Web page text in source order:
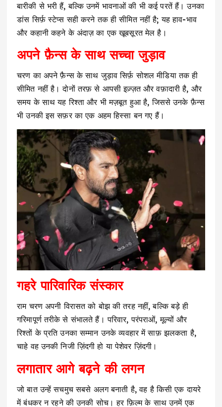
बारीकी से भरी हैं, बल्कि उनमें भावनाओं की भी कई परतें हैं। उनका
डांस सिर्फ़ स्टेप्स सही करने तक ही सीमित नहीं है; यह हाव-भाव
और कहानी कहने के अंदाज़ का एक खूबसूरत मेल है।
अपने फ़ैन्स के साथ सच्चा जुड़ाव
चरण का अपने फ़ैन्स के साथ जुड़ाव सिर्फ़ सोशल मीडिया तक ही
सीमित नहीं है। दोनों तरफ़ से आपसी इज़्ज़त और वफ़ादारी है, और
समय के साथ यह रिश्ता और भी मज़बूत हुआ है, जिससे उनके फ़ैन्स
भी उनकी इस सफ़र का एक अहम हिस्सा बन गए हैं।
गहरे पारिवारिक संस्कार
राम चरण अपनी विरासत को बोझ की तरह नहीं, बल्कि बड़े ही
गरिमापूर्ण तरीके से संभालते हैं। परिवार, परंपराओं, मूल्यों और
रिश्तों के प्रति उनका सम्मान उनके व्यवहार में साफ़ झलकता है,
चाहे वह उनकी निजी ज़िंदगी हो या पेशेवर ज़िंदगी।
लगातार आगे बढ़ने की लगन
जो बात उन्हें सचमुच सबसे अलग बनाती है, वह है किसी एक दायरे
में बंधकर न रहने की उनकी सोच। हर फ़िल्म के साथ उनमें एक